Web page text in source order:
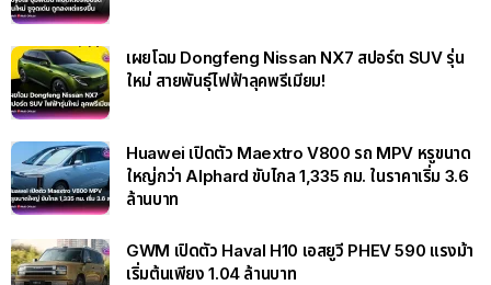
เผยโฉม Dongfeng Nissan NX7 สปอร์ต SUV รุ่น
ใหม่ สายพันธุ์ไฟฟ้าลุคพรีเมียม!
Huawei เปิดตัว Maextro V800 รถ MPV หรูขนาด
ใหญ่กว่า Alphard ขับไกล 1,335 กม. ในราคาเริ่ม 3.6
ล้านบาท
GWM เปิดตัว Haval H10 เอสยูวี PHEV 590 แรงม้า
เริ่มต้นเพียง 1.04 ล้านบาท